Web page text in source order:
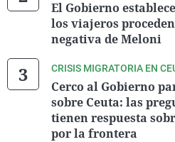
El Gobierno
los viajeros
negativa de Meloni
CRISIS MIGRATORIA EN
Cerco al Gobierno
sobre Ceuta: las
tienen respuesta
por la frontera